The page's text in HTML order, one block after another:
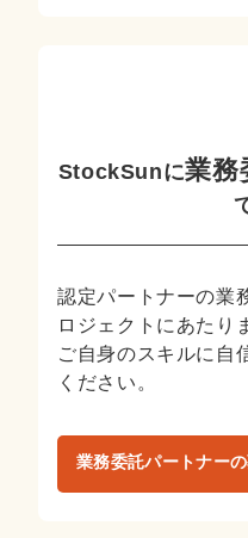
StockSunに業務
認定パートナーの業
ロジェクトにあたり
ご自身のスキルに自
ください。
業務委託パートナー